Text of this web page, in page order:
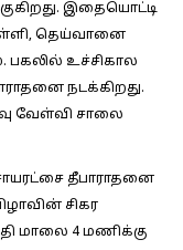
இதையொட்டி
தெய்வானை
பகலில் உச்சிகால
நடக்கிறது.
வேள்வி சாலை
தீபாராதனை
சிகர
மாலை 4 மணிக்கு